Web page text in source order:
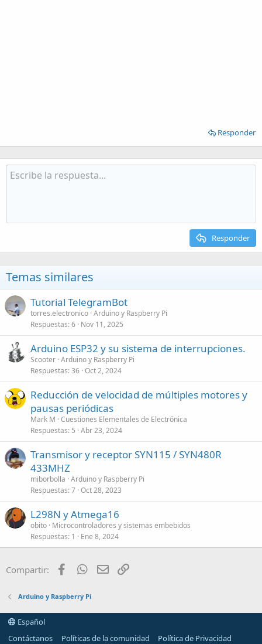
Responder
Responder
Temas similares
Tutorial TelegramBot
torres.electronico Arduino y Raspberry Pi
Respuestas 6 Nov 11, 2025
Arduino ESP32 y su sistema de interrupciones.
Scooter Arduino y Raspberry Pi
Respuestas 36 Oct 2, 2024
Reducción de velocidad de múltiples motores y
pausas periódicas
Mark M Cuestiones Elementales de Electrónica
Respuestas 5 Abr 23, 2024
Transmisor y receptor SYN115 / SYN480R
433MHZ
miborbolla Arduino y Raspberry Pi
Respuestas 7 Oct 28, 2023
L298N y Atmega16
obito Microcontroladores y sistemas embebidos
Respuestas 1 Ene 8, 2024
Compartir: FacebookWhatsApp
Email
Arduino y Raspberry Pi
Español
Contáctanos
Políticas de la comunidad
Política de Privacidad